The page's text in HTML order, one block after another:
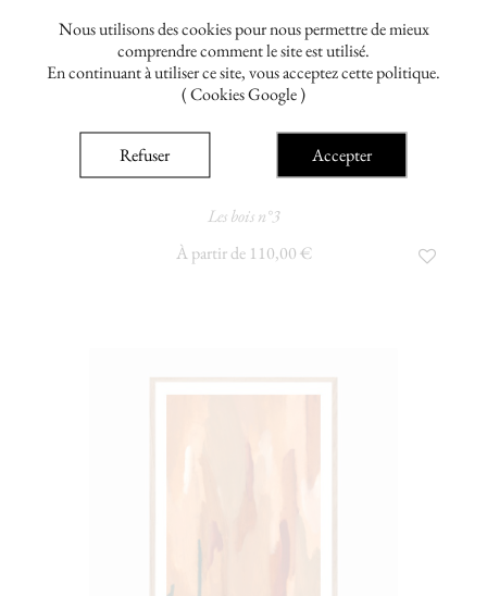
Nous utilisons des cookies pour nous permettre de mieux
comprendre comment le site est utilisé.
En continuant à utiliser ce site, vous acceptez cette politique.
( Cookies Google )
Refuser Accepter
aicha mansouri
Les bois n°3
À partir de 110,00 €